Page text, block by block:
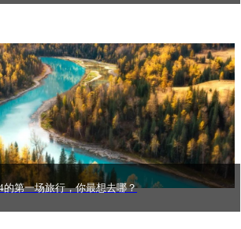
的第一场旅行，你最想去哪？